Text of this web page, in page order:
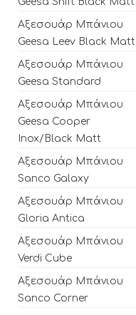
Αξεσουάρ Μπάνιου
Geesa Leev Black Matt
Αξεσουάρ Μπάνιου
Geesa Standard
Αξεσουάρ Μπάνιου
Geesa Cooper
Inox/Black Matt
Αξεσουάρ Μπάνιου
Sanco Galaxy
Αξεσουάρ Μπάνιου
Gloria Antica
Αξεσουάρ Μπάνιου
Verdi Cube
Αξεσουάρ Μπάνιου
Sanco Corner